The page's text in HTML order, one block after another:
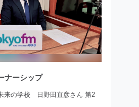
ナーシップ
来の学校 日野田直彦さん 第2